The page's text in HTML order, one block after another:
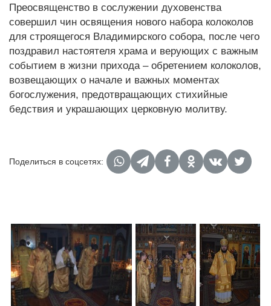
Преосвященство в сослужении духовенства
совершил чин освящения нового набора колоколов
для строящегося Владимирского собора, после чего
поздравил настоятеля храма и верующих с важным
событием в жизни прихода – обретением колоколов,
возвещающих о начале и важных моментах
богослужения, предотвращающих стихийные
бедствия и украшающих церковную молитву.
Поделиться в соцсетях: